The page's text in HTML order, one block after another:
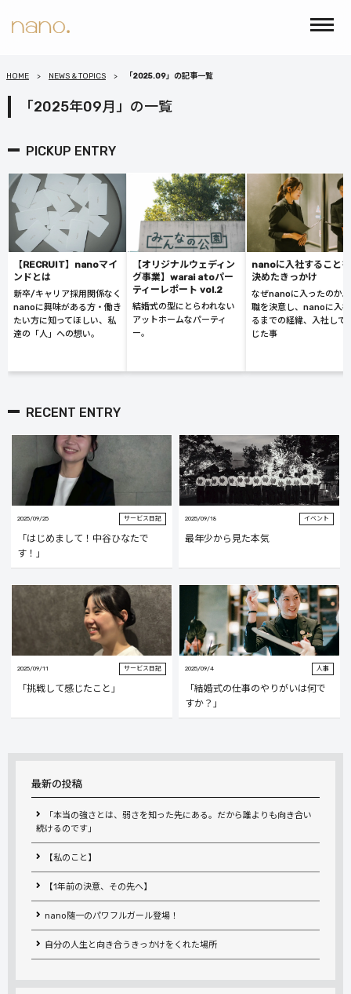
HOME NEWS & TOPICS 「2025.09」の記事一覧
「2025年09月」の一覧
PICKUP ENTRY
【RECRUIT】nanoマイ
ンドとは
新卒/キャリア採用関係なく
nanoに興味がある方・働き
たい方に知ってほしい、私
達の「人」への想い。
【オリジナルウェディン
グ事業】warai atoパー
ティーレポート vol.2
結婚式の型にとらわれない
アットホームなパーティ
ー。
nanoに入社することを
決めたきっかけ
なぜnanoに入ったのか
職を決意し、nanoに入
るまでの経緯、入社して
じた事
RECENT ENTRY
2025/09/25 サービス日記
「はじめまして！中谷ひなたで
す！」
2025/09/18 イベント
最年少から見た本気
2025/09/11 サービス日記
「挑戦して感じたこと」
2025/09/4 人事
「結婚式の仕事のやりがいは何で
すか？」
最新の投稿
「本当の強さとは、弱さを知った先にある。だから誰よりも向き合い
続けるのです」
【私のこと】
【1年前の決意、その先へ】
nano随一のパワフルガール登場！
自分の人生と向き合うきっかけをくれた場所